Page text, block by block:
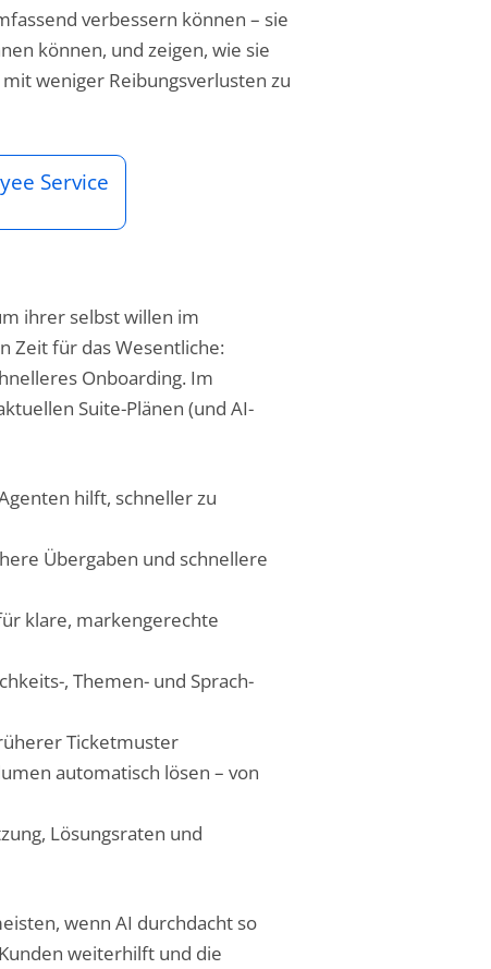
verbessern können – sie
können, und zeigen, wie sie
weniger Reibungsverlusten zu
Service
ihrer selbst willen im
Zeit für das Wesentliche:
Onboarding. Im
Suite-Plänen (und AI-
hilft, schneller zu
Übergaben und schnellere
klare, markengerechte
, Themen- und Sprach-
Ticketmuster
automatisch lösen – von
Lösungsraten und
wenn AI durchdacht so
weiterhilft und die